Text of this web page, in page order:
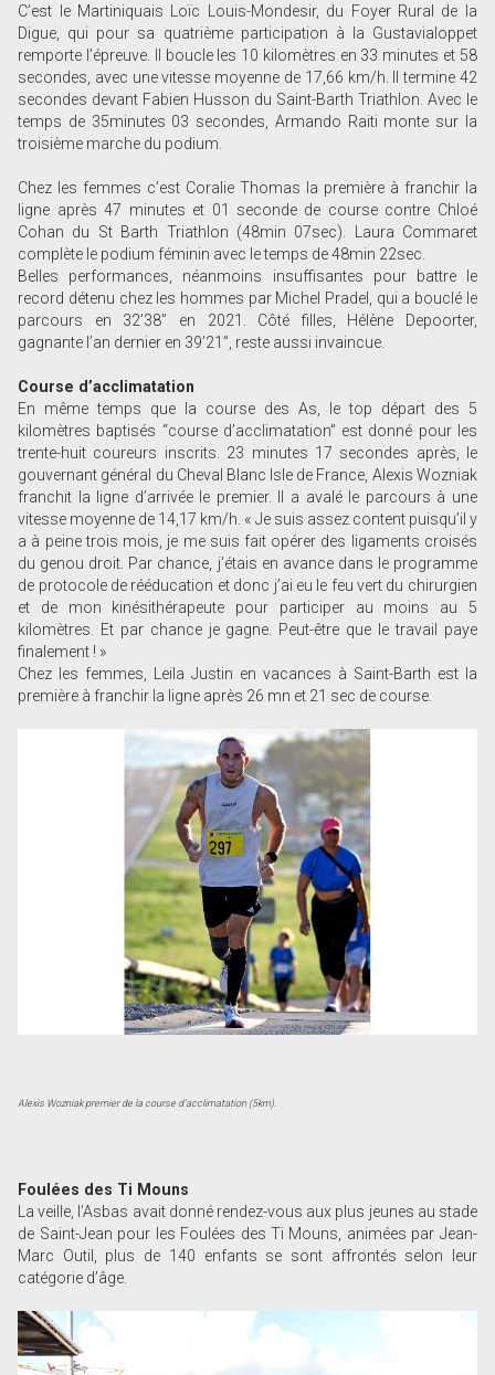
C’est le Martiniquais Loïc Louis-Mondesir, du Foyer Rural de la
Digue, qui pour sa quatrième participation à la Gustavialoppet
remporte l’épreuve. Il boucle les 10 kilomètres en 33 minutes et 58
secondes, avec une vitesse moyenne de 17,66 km/h. Il termine 42
secondes devant Fabien Husson du Saint-Barth Triathlon. Avec le
temps de 35minutes 03 secondes, Armando Raiti monte sur la
troisième marche du podium.
Chez les femmes c’est Coralie Thomas la première à franchir la
ligne après 47 minutes et 01 seconde de course contre Chloé
Cohan du St Barth Triathlon (48min 07sec). Laura Commaret
complète le podium féminin avec le temps de 48min 22sec.
Belles performances, néanmoins insuffisantes pour battre le
record détenu chez les hommes par Michel Pradel, qui a bouclé le
parcours en 32’38” en 2021. Côté filles, Hélène Depoorter,
gagnante l’an dernier en 39’21”, reste aussi invaincue.
Course d’acclimatation
En même temps que la course des As, le top départ des 5
kilomètres baptisés “course d’acclimatation” est donné pour les
trente-huit coureurs inscrits. 23 minutes 17 secondes après, le
gouvernant général du Cheval Blanc Isle de France, Alexis Wozniak
franchit la ligne d’arrivée le premier. Il a avalé le parcours à une
vitesse moyenne de 14,17 km/h. « Je suis assez content puisqu’il y
a à peine trois mois, je me suis fait opérer des ligaments croisés
du genou droit. Par chance, j’étais en avance dans le programme
de protocole de rééducation et donc j’ai eu le feu vert du chirurgien
et de mon kinésithérapeute pour participer au moins au 5
kilomètres. Et par chance je gagne. Peut-être que le travail paye
finalement ! »
Chez les femmes, Leila Justin en vacances à Saint-Barth est la
première à franchir la ligne après 26 mn et 21 sec de course.
Alexis Wozniak premier de la course d’acclimatation (5km).
Foulées des Ti Mouns
La veille, l’Asbas avait donné rendez-vous aux plus jeunes au stade
de Saint-Jean pour les Foulées des Ti Mouns, animées par Jean-
Marc Outil, plus de 140 enfants se sont affrontés selon leur
catégorie d’âge.